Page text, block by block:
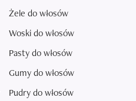
Żele do włosów
Woski do włosów
Pasty do włosów
Gumy do włosów
Pudry do włosów